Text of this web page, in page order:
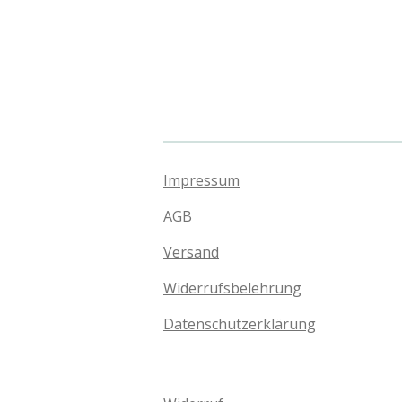
Impressum
AGB
Versand
Widerrufsbelehrung
Datenschutzerklärung